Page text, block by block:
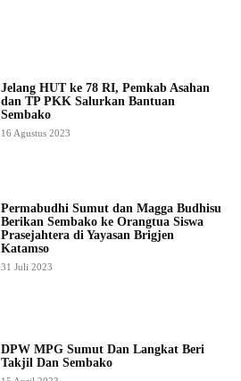
Jelang HUT ke 78 RI, Pemkab Asahan
dan TP PKK Salurkan Bantuan
Sembako
16 Agustus 2023
Permabudhi Sumut dan Magga Budhisu
Berikan Sembako ke Orangtua Siswa
Prasejahtera di Yayasan Brigjen
Katamso
31 Juli 2023
DPW MPG Sumut Dan Langkat Beri
Takjil Dan Sembako